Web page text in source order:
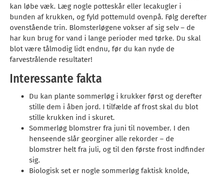
kan løbe væk. Læg nogle potteskår eller lecakugler i
bunden af krukken, og fyld pottemuld ovenpå. Følg derefter
ovenstående trin. Blomsterløgene vokser af sig selv – de
har kun brug for vand i lange perioder med tørke. Du skal
blot være tålmodig lidt endnu, før du kan nyde de
farvestrålende resultater!
Interessante fakta
Du kan plante sommerløg i krukker først og derefter
stille dem i åben jord. I tilfælde af frost skal du blot
stille krukken ind i skuret.
Sommerløg blomstrer fra juni til november. I den
henseende slår georginer alle rekorder – de
blomstrer helt fra juli, og til den første frost indfinder
sig.
Biologisk set er nogle sommerløg faktisk knolde,